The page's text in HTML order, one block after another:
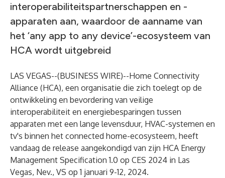
interoperabiliteitspartnerschappen en -
apparaten aan, waardoor de aanname van
het ‘any app to any device’-ecosysteem van
HCA wordt uitgebreid
LAS VEGAS--(BUSINESS WIRE)--Home Connectivity
Alliance (HCA), een organisatie die zich toelegt op de
ontwikkeling en bevordering van veilige
interoperabiliteit en energiebesparingen tussen
apparaten met een lange levensduur, HVAC-systemen en
tv's binnen het connected home-ecosysteem, heeft
vandaag de release aangekondigd van zijn HCA Energy
Management Specification 1.0 op CES 2024 in Las
Vegas, Nev., VS op 1 januari 9-12, 2024.